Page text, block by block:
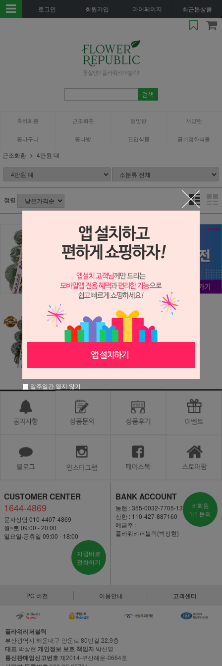
로그인 회원가입 마이페이지 최근본상품
축하화환 근조화환 동양란 서양란
꽃바구니 꽃다발 관엽식물 공기정화식물
근조화환 4만원 대
정렬
근조화환 (NY_00
02) 장례 조의 부고
꽃화환 장례..
CUSTOMER CENTER
1644-4869
문자상담 010-4407-4869
월~토 09:00 - 20:00
일요일·공휴일 09:00 - 18:00
지금바로
전화하기
BANK ACCOUNT
농협 : 355-0032-7705-13
신한 : 110-427-887160
예금주 :
플라워리퍼블릭(박상현)
비회원
1:1 문의
PC 버전 이용안내 고객센터
플라워리퍼블릭
부산광역시 해운대구 양운로 80번길 22,9층
대표 박상현 개인정보 보호 책임자 박신영
통신판매업신고번호제2014-부산해운-0664호
일주일간 열지 않기